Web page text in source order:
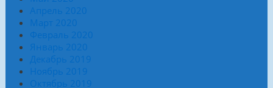
Апрель 2020
Март 2020
Февраль 2020
Январь 2020
Декабрь 2019
Ноябрь 2019
Октябрь 2019